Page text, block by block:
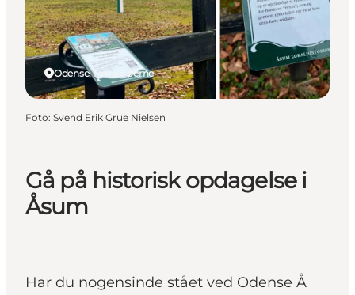
Planlæg ferien
Gå på historisk opdagelse i
Åsum
Har du nogensinde stået ved Odense Å
Odense, Fyn og øerne
Foto: Svend Erik Grue Nielsen